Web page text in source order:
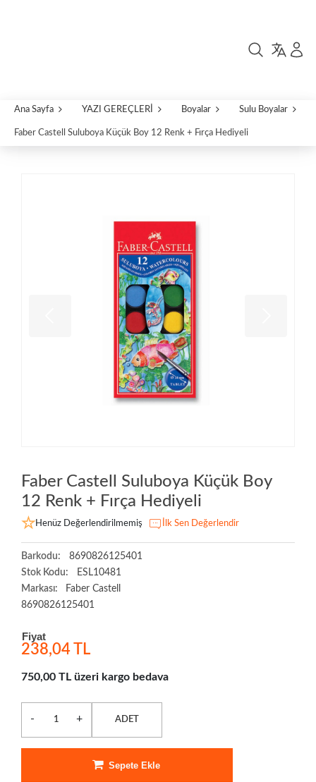
Ana Sayfa YAZI GEREÇLERİ Boyalar Sulu Boyalar
Faber Castell Suluboya Küçük Boy 12 Renk + Fırça Hediyeli
Faber Castell Suluboya Küçük Boy
12 Renk + Fırça Hediyeli
Henüz Değerlendirilmemiş İlk Sen Değerlendir
Barkodu:
8690826125401
Stok Kodu:
ESL10481
Markası:
Faber Castell
8690826125401
Fiyat
238,04 TL
750,00 TL üzeri kargo bedava
- + ADET
Sepete Ekle